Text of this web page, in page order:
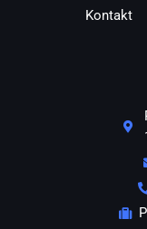
Kontakt